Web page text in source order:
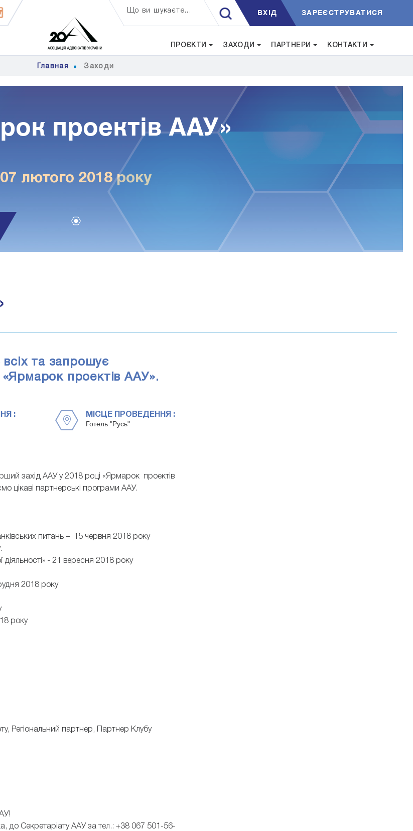
Що ви шукаєте... ВXIД ЗАРЕЄСТРУВАТИСЯ
ПРОЄКТИ ЗАХОДИ ПАРТНЕРИ КОНТАКТИ
Главная Заходи
проектів ААУ»
07 лютого 2018 року
всіх та запрошує
проектів ААУ».
: МІСЦЕ ПРОВЕДЕННЯ :
Готель "Русь"
захід ААУ у 2018 році «Ярмарок проектів
цікаві партнерські програми ААУ.
питань – 15 червня 2018 року
- 21 вересня 2018 року
2018 року
року
Регіональний партнер, Партнер Клубу
до Секретаріату ААУ за тел.: +38 067 501-56-